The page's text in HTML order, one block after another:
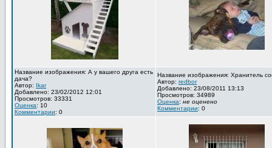
Название изображения: А у вашего друга есть
дача?
Автор: Ikar
Добавлено: 23/02/2012 12:01
Просмотров: 33331
Оценка: 10
Комментарии: 0
Название изображения: Хранитель
Автор: redbor
Добавлено: 23/08/2011 13:13
Просмотров: 34989
Оценка: не оценено
Комментарии: 0